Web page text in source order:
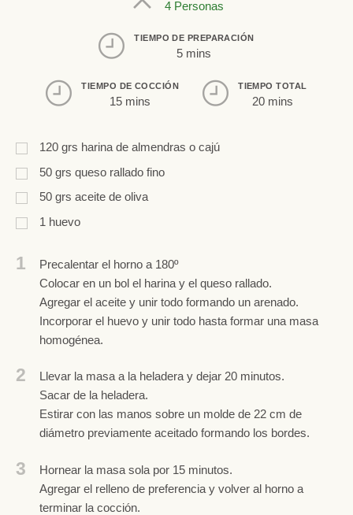
4 Personas
TIEMPO DE PREPARACIÓN
5 mins
TIEMPO DE COCCIÓN
15 mins
TIEMPO TOTAL
20 mins
120 grs harina de almendras o cajú
50 grs queso rallado fino
50 grs aceite de oliva
1 huevo
1
Precalentar el horno a 180º
Colocar en un bol el harina y el queso rallado.
Agregar el aceite y unir todo formando un arenado.
Incorporar el huevo y unir todo hasta formar una masa
homogénea.
2
Llevar la masa a la heladera y dejar 20 minutos.
Sacar de la heladera.
Estirar con las manos sobre un molde de 22 cm de
diámetro previamente aceitado formando los bordes.
3
Hornear la masa sola por 15 minutos.
Agregar el relleno de preferencia y volver al horno a
terminar la cocción.